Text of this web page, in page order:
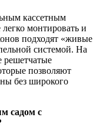
кассетным
монтировать и
подходят «живые
системой. На
решетчатые
позволяют
без широкого
садом с